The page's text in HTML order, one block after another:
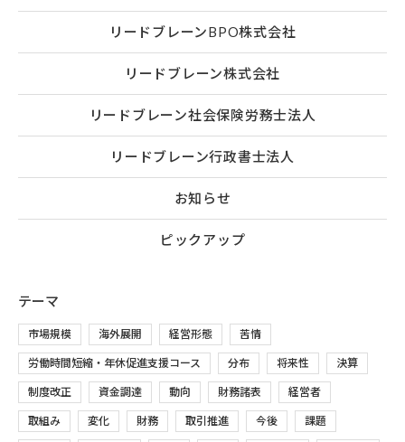
リードブレーンBPO株式会社
リードブレーン株式会社
リードブレーン社会保険労務士法人
リードブレーン行政書士法人
お知らせ
ピックアップ
テーマ
市場規模 海外展開 経営形態 苦情
労働時間短縮・年休促進支援コース 分布 将来性 決算
制度改正 資金調達 動向 財務諸表 経営者
取組み 変化 財務 取引推進 今後 課題